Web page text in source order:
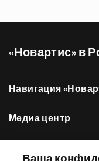
«Новартис» в
Навигация
Медиа центр
Ваша